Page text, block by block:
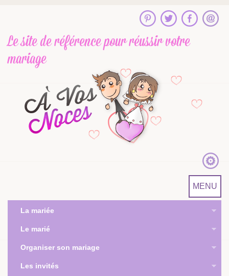
Le site de référencepour réussir votre
mariage
MENU
La mariée
Le marié
Organiser son mariage
Les invités